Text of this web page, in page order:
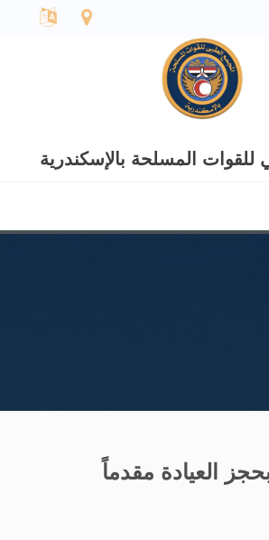
المسلحة بالإسكندرية
العيادة مقدماً